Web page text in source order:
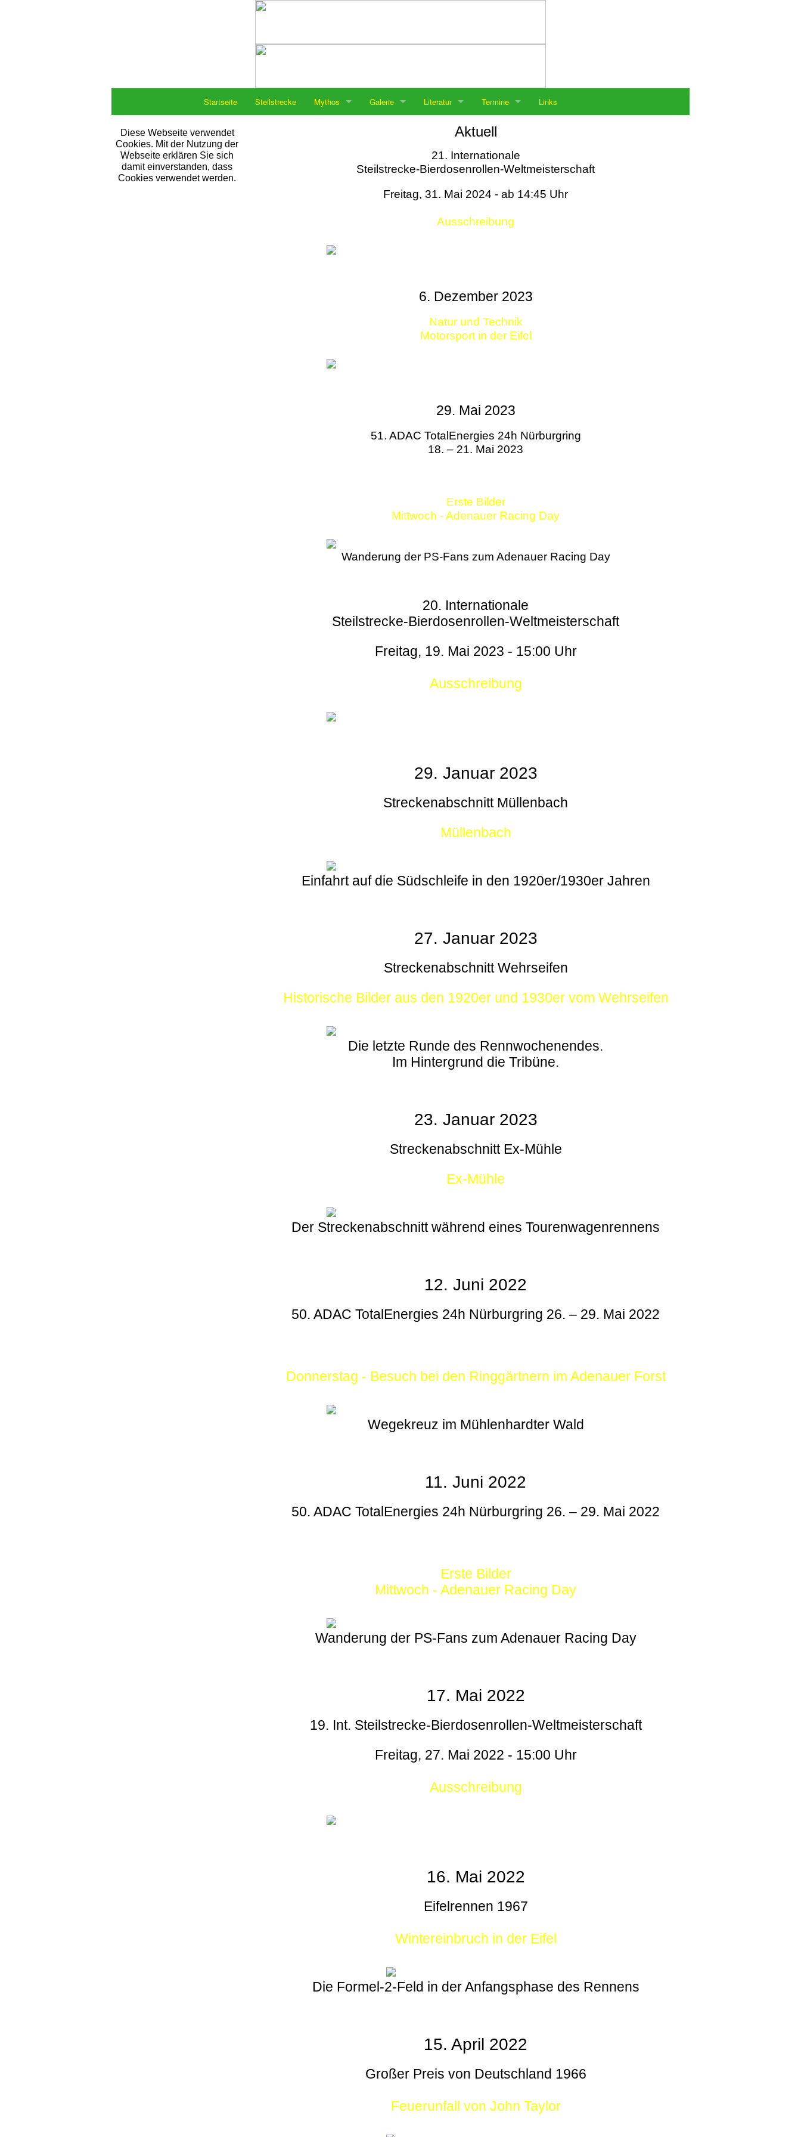
Startseite Steilstrecke Mythos Galerie Literatur Termine Links
Diese Webseite verwendet
Cookies. Mit der Nutzung der
Webseite erklären Sie sich
damit einverstanden, dass
Cookies verwendet werden.
Aktuell
21. Internationale
Steilstrecke-Bierdosenrollen-Weltmeisterschaft
Freitag, 31. Mai 2024 - ab 14:45 Uhr
Ausschreibung
6. Dezember 2023
Natur und Technik
Motorsport in der Eifel
29. Mai 2023
51. ADAC TotalEnergies 24h Nürburgring
18. – 21. Mai 2023
Erste Bilder
Mittwoch - Adenauer Racing Day
Wanderung der PS-Fans zum Adenauer Racing Day
20. Internationale
Steilstrecke-Bierdosenrollen-Weltmeisterschaft
Freitag, 19. Mai 2023 - 15:00 Uhr
Ausschreibung
29. Januar 2023
Streckenabschnitt Müllenbach
Müllenbach
Einfahrt auf die Südschleife in den 1920er/1930er Jahren
27. Januar 2023
Streckenabschnitt Wehrseifen
Historische Bilder aus den 1920er und 1930er vom Wehrseifen
Die letzte Runde des Rennwochenendes.
Im Hintergrund die Tribüne.
23. Januar 2023
Streckenabschnitt Ex-Mühle
Ex-Mühle
Der Streckenabschnitt während eines Tourenwagenrennens
12. Juni 2022
50. ADAC TotalEnergies 24h Nürburgring 26. – 29. Mai 2022
Donnerstag - Besuch bei den Ringgärtnern im Adenauer Forst
Wegekreuz im Mühlenhardter Wald
11. Juni 2022
50. ADAC TotalEnergies 24h Nürburgring 26. – 29. Mai 2022
Erste Bilder
Mittwoch - Adenauer Racing Day
Wanderung der PS-Fans zum Adenauer Racing Day
17. Mai 2022
19. Int. Steilstrecke-Bierdosenrollen-Weltmeisterschaft
Freitag, 27. Mai 2022 - 15:00 Uhr
Ausschreibung
16. Mai 2022
Eifelrennen 1967
Wintereinbruch in der Eifel
Die Formel-2-Feld in der Anfangsphase des Rennens
15. April 2022
Großer Preis von Deutschland 1966
Feuerunfall von John Taylor